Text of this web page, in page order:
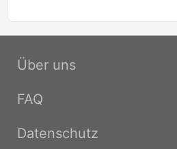
Über uns
FAQ
Datenschutz